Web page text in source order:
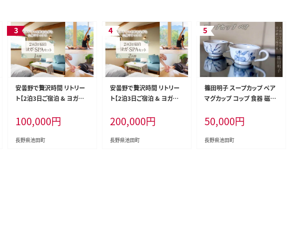
安曇野で贅沢時間 リトリー
ト【2泊3日ご宿泊 & ヨガフリ
名様ご利用 1日1組限定 [CA
NOA YOGA 長野県 池田町
48110274]
100,000円
長野県池田町
安曇野で贅沢時間 リトリー
ト【2泊3日ご宿泊 & ヨガフリ
名様ご利用 1日1組限定 [CA
NOA YOGA 長野県 池田町
48110273]
200,000円
長野県池田町
篠田明子 スープカップ ペア
マグカップ コップ 食器 磁器
田町 48110277]
50,000円
長野県池田町